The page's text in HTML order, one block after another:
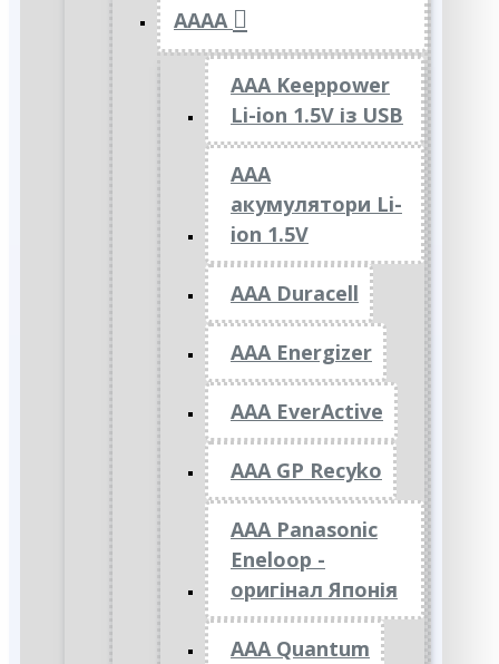
АААА
AAA Keeppower
Li-ion 1.5V із USB
ААА
акумулятори Li-
ion 1.5V
AAA Duracell
AAA Energizer
AAA EverActive
AAA GP Recyko
AAA Panasonic
Eneloop -
оригінал Японія
AAA Quantum